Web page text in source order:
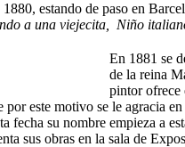
estando de paso en
a una viejecita, Niño
En 1881 se
de la reina
pintor ofrece
por este motivo se le agracia
fecha su nombre empieza a
sus obras en la sala de